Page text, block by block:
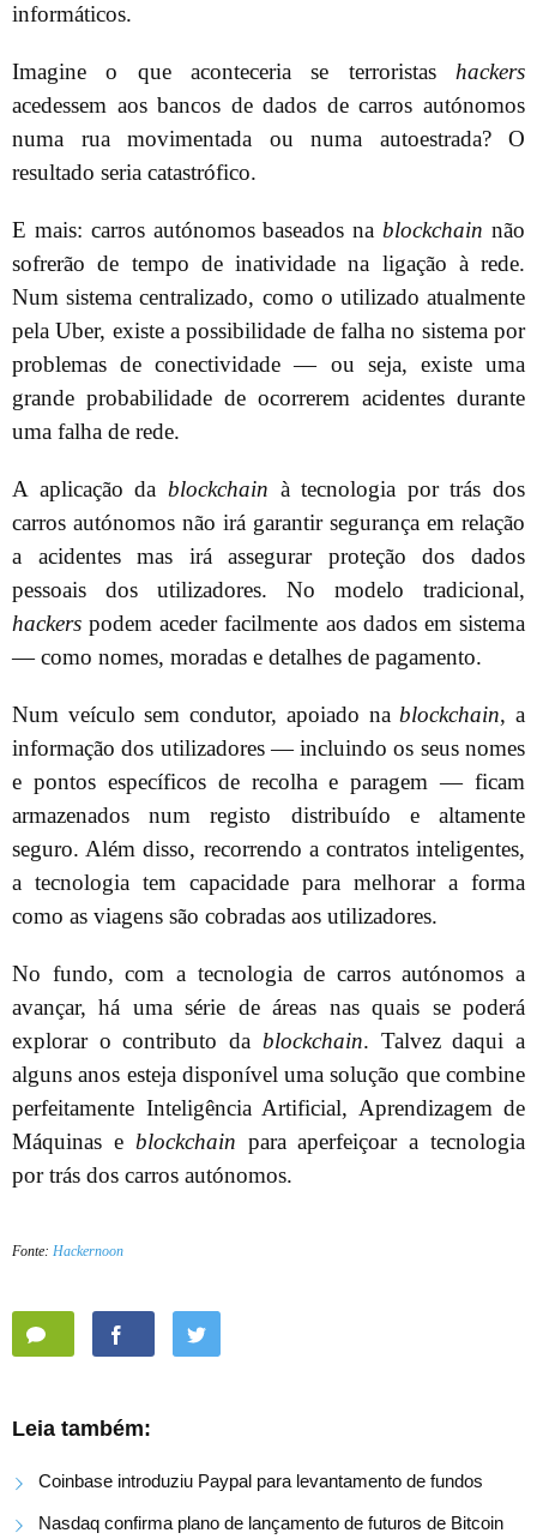
informáticos.
Imagine o que aconteceria se terroristas hackers
acedessem aos bancos de dados de carros autónomos
numa rua movimentada ou numa autoestrada? O
resultado seria catastrófico.
E mais: carros autónomos baseados nablockchain não
sofrerão de tempo de inatividade na ligação à rede.
Num sistema centralizado, como o utilizado atualmente
pela Uber, existe a possibilidade de falha no sistema por
problemas de conectividade — ou seja, existe uma
grande probabilidade de ocorrerem acidentes durante
uma falha de rede.
A aplicação da blockchain à tecnologia por trás dos
carros autónomos não irá garantir segurança em relação
a acidentes mas irá assegurar proteção dos dados
pessoais dos utilizadores. No modelo tradicional,
hackers podem aceder facilmente aos dados em sistema
— como nomes, moradas e detalhes de pagamento.
Num veículo sem condutor, apoiado nablockchain, a
informação dos utilizadores — incluindo os seus nomes
e pontos específicos de recolha e paragem — ficam
armazenados num registo distribuído e altamente
seguro. Além disso, recorrendo a contratos inteligentes,
a tecnologia tem capacidade para melhorar a forma
como as viagens são cobradas aos utilizadores.
No fundo, com a tecnologia de carros autónomos a
avançar, há uma série de áreas nas quais se poderá
explorar o contributo da blockchain. Talvez daqui a
alguns anos esteja disponível uma solução que combine
perfeitamente Inteligência Artificial, Aprendizagem de
Máquinas e blockchain para aperfeiçoar a tecnologia
por trás dos carros autónomos.
Fonte: Hackernoon
Leia também:
Coinbase introduziu Paypal para levantamento de fundos
Nasdaq confirma plano de lançamento de futuros de Bitcoin